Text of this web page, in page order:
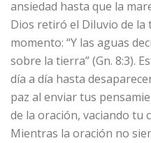
ansiedad hasta que la
Dios retiró el Diluvio de
momento: “Y las aguas
sobre la tierra” (Gn. 8:3).
día a día hasta
paz al enviar tus
de la oración, vaciando tu
Mientras la oración no